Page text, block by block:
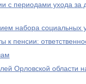
с периодами ухода за
набора социальных
к пенсии:
Орловской области